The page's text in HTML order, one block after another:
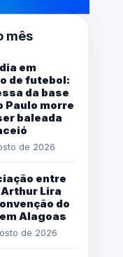
mês
em
de futebol:
da base
Paulo morre
baleada
de 2026
entre
Arthur Lira
do
Alagoas
de 2026